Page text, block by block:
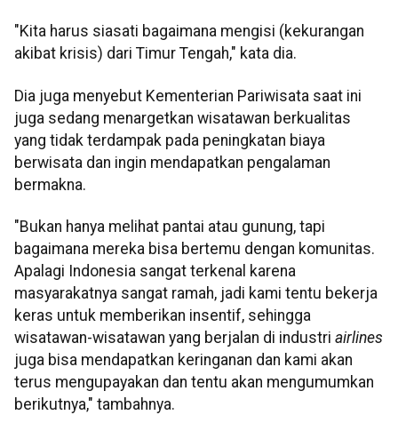
"Kita harus siasati bagaimana mengisi (kekurangan
akibat krisis) dari Timur Tengah," kata dia.
Dia juga menyebut Kementerian Pariwisata saat ini
juga sedang menargetkan wisatawan berkualitas
yang tidak terdampak pada peningkatan biaya
berwisata dan ingin mendapatkan pengalaman
bermakna.
"Bukan hanya melihat pantai atau gunung, tapi
bagaimana mereka bisa bertemu dengan komunitas.
Apalagi Indonesia sangat terkenal karena
masyarakatnya sangat ramah, jadi kami tentu bekerja
keras untuk memberikan insentif, sehingga
wisatawan-wisatawan yang berjalan di industri airlines
juga bisa mendapatkan keringanan dan kami akan
terus mengupayakan dan tentu akan mengumumkan
berikutnya," tambahnya.